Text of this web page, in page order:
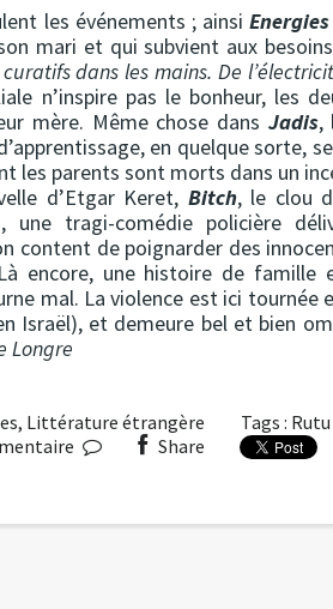
les événements ; ainsi
mari et qui subvient aux
dans les mains. De
n’inspire pas le bonheur, les
mère. Même chose dans Jadis,
en quelque sorte,
les parents sont morts dans un
d’Etgar Keret, Bitch, le clou
une tragi-comédie policière
content de poignarder des
encore, une histoire de famille
mal. La violence est ici tournée
Israël), et demeure bel et bien
Longre
, Littérature étrangère Tags :
Share